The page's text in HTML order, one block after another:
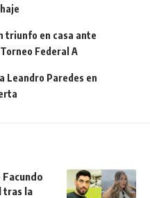
triunfo en casa ante
Federal A
Leandro Paredes en
tras la